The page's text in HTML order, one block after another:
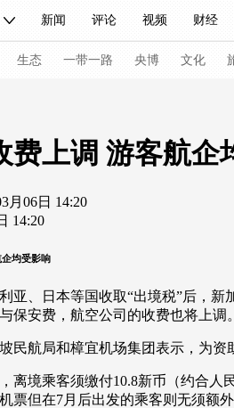
新闻 评论 视频 财经
联播+ 中国领导人 央视快评 习
目大全 节目单 听音 微视频
English Монгол
生态 一带一路 央博 文化
国际 评论
比划 快看 蓝海中国 新
竞猜 2026年世界杯 2026年
CCTV奥林匹克频道 生活体育大会
费上调 游客航企
月06日 14:20
14:20
均受影响
、日本等国收取“出境税”后，新
保安费，航空公司的收费也将上调
航局和樟宜机场集团表示，为资
境乘客须缴付10.8新币（约合人
票但在7月后出发的乘客则无须额